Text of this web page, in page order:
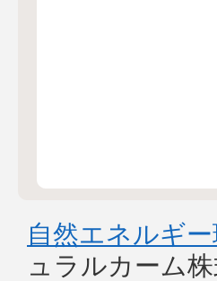
自然エネルギ
ュラルカーム